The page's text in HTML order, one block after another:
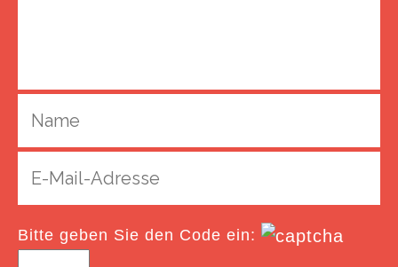
Bitte geben Sie den Code ein: